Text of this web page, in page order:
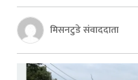
मिसनटुडे संवाददाता